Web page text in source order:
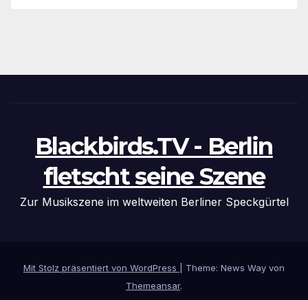
Blackbirds.TV - Berlin
fletscht seine Szene
Zur Musikszene im weltweiten Berliner Speckgürtel
Mit Stolz präsentiert von WordPress
Theme: News Way von
Themeansar.